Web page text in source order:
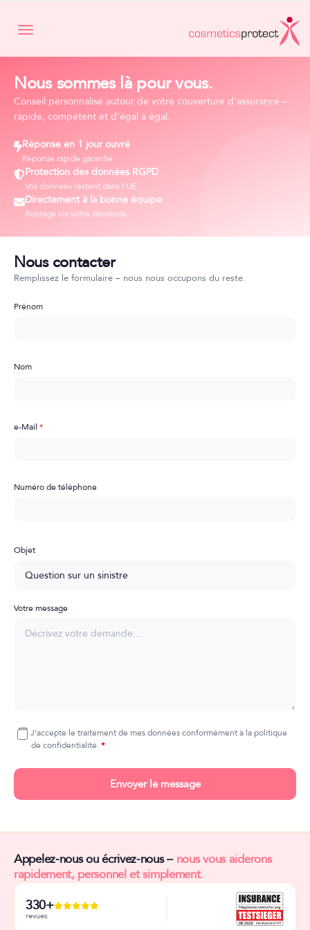
Toggle navigation
Nous sommes là pour vous.
Conseil personnalisé autour de votre couverture d'assurance –
rapide, compétent et d'égal à égal.
Réponse en 1 jour ouvré
Réponse rapide garantie
Protection des données RGPD
Vos données restent dans l'UE
Directement à la bonne équipe
Routage via votre demande
Nous contacter
Remplissez le formulaire – nous nous occupons du reste.
Prénom
Nom
e-Mail *
Numéro de téléphone
Objet
Votre message
J'accepte le traitement de mes données conformément à la politique
de confidentialité.
Envoyer le message
Appelez-nous ou écrivez-nous – nous vous aiderons
rapidement, personnel et simplement.
330+
revues